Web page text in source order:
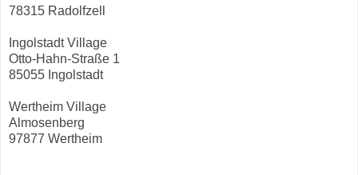
78315 Radolfzell
Ingolstadt Village
Otto-Hahn-Straße 1
85055 Ingolstadt
Wertheim Village
Almosenberg
97877 Wertheim